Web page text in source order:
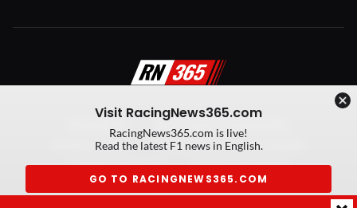
Algemene voorwaarden
Privacy Policy
Created by On Your Marks
Privacy manager
Kansspeluitingen
Visit RacingNews365.com
RacingNews365.com is live!
Read the latest F1 news in English.
GO TO RACINGNEWS365.COM